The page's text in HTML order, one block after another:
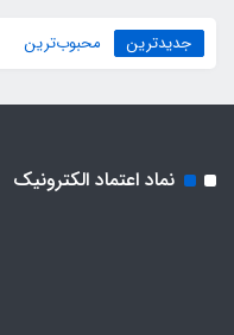
جدیدترین محبوب‌ترین
نماد اعتماد الکترونیک